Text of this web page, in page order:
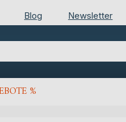
Blog Newsletter
%